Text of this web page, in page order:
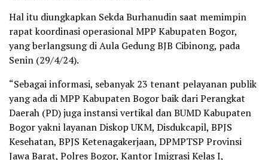
Hal itu diungkapkan Sekda Burhanudin saat memimpin
rapat koordinasi operasional MPP Kabupaten Bogor,
yang berlangsung di Aula Gedung BJB Cibinong, pada
Senin (29/4/24).
“Sebagai informasi, sebanyak 23 tenant pelayanan publik
yang ada di MPP Kabupaten Bogor baik dari Perangkat
Daerah (PD) juga instansi vertikal dan BUMD Kabupaten
Bogor yakni layanan Diskop UKM, Disdukcapil, BPJS
Kesehatan, BPJS Ketenagakerjaan, DPMPTSP Provinsi
Jawa Barat, Polres Bogor, Kantor Imigrasi Kelas I,